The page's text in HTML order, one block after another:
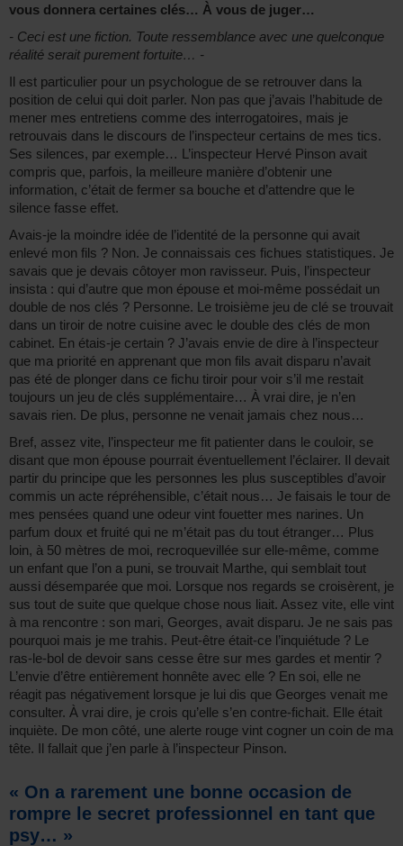
vous donnera certaines clés… À vous de juger…
- Ceci est une fiction. Toute ressemblance avec une quelconque
réalité serait purement fortuite… -
Il est particulier pour un psychologue de se retrouver dans la
position de celui qui doit parler. Non pas que j’avais l’habitude de
mener mes entretiens comme des interrogatoires, mais je
retrouvais dans le discours de l’inspecteur certains de mes tics.
Ses silences, par exemple… L’inspecteur Hervé Pinson avait
compris que, parfois, la meilleure manière d’obtenir une
information, c’était de fermer sa bouche et d’attendre que le
silence fasse effet.
Avais-je la moindre idée de l’identité de la personne qui avait
enlevé mon fils ? Non. Je connaissais ces fichues statistiques. Je
savais que je devais côtoyer mon ravisseur. Puis, l’inspecteur
insista : qui d’autre que mon épouse et moi-même possédait un
double de nos clés ? Personne. Le troisième jeu de clé se trouvait
dans un tiroir de notre cuisine avec le double des clés de mon
cabinet. En étais-je certain ? J’avais envie de dire à l’inspecteur
que ma priorité en apprenant que mon fils avait disparu n’avait
pas été de plonger dans ce fichu tiroir pour voir s’il me restait
toujours un jeu de clés supplémentaire… À vrai dire, je n’en
savais rien. De plus, personne ne venait jamais chez nous…
Bref, assez vite, l’inspecteur me fit patienter dans le couloir, se
disant que mon épouse pourrait éventuellement l’éclairer. Il devait
partir du principe que les personnes les plus susceptibles d’avoir
commis un acte répréhensible, c’était nous… Je faisais le tour de
mes pensées quand une odeur vint fouetter mes narines. Un
parfum doux et fruité qui ne m’était pas du tout étranger… Plus
loin, à 50 mètres de moi, recroquevillée sur elle-même, comme
un enfant que l’on a puni, se trouvait Marthe, qui semblait tout
aussi désemparée que moi. Lorsque nos regards se croisèrent, je
sus tout de suite que quelque chose nous liait. Assez vite, elle vint
à ma rencontre : son mari, Georges, avait disparu. Je ne sais pas
pourquoi mais je me trahis. Peut-être était-ce l’inquiétude ? Le
ras-le-bol de devoir sans cesse être sur mes gardes et mentir ?
L’envie d’être entièrement honnête avec elle ? En soi, elle ne
réagit pas négativement lorsque je lui dis que Georges venait me
consulter. À vrai dire, je crois qu’elle s’en contre-fichait. Elle était
inquiète. De mon côté, une alerte rouge vint cogner un coin de ma
tête. Il fallait que j’en parle à l’inspecteur Pinson.
« On a rarement une bonne occasion de
rompre le secret professionnel en tant que
psy… »